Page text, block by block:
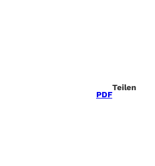
PDF
Teilen